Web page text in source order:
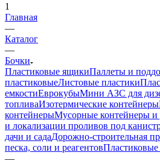
1
Главная
—
Каталог
—
Бочки
Пластиковые ящикиПаллеты и
пластиковыеЛистовые пластики
емкостиЕврокубыМини АЗС для
топливаИзотермические контейнеры
контейнерыМусорные контейнеры
и локализации проливов под
дачи и садаДорожно-строительная
песка, соли и реагентовПластиковые
—